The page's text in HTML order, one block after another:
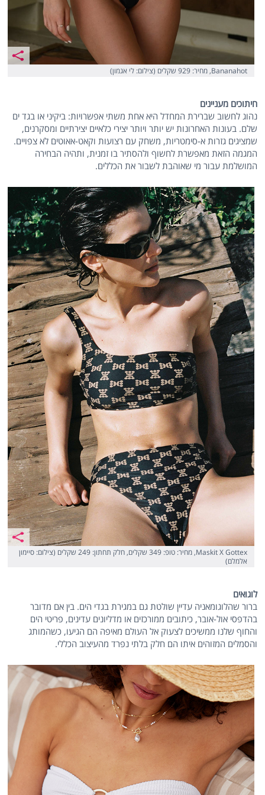
Bananahot, מחיר: 929 שקלים (צילום: לי אגמון)
חיתוכים מעניינים
נהוג לחשוב שברירת המחדל היא אחת משתי אפשרויות: ביקיני או בגד ים
שלם. בעונות האחרונות יש יותר ויותר יצירי כלאיים יצירתיים ומסקרנים,
שמציגים גזרות א-סימטריות, משחק עם רצועות וקאט-אאוטים לא צפויים.
המגמה הזאת מאפשרת לחשוף ולהסתיר בו זמנית, ותהיה הבחירה
המושלמת עבור מי שאוהבת לשבור את הכללים.
Maskit X Gottex, מחיר: טופ: 349 שקלים, חלק תחתון: 249 שקלים (צילום: סיימון
אלמלם)
לוגואים
ברור שהלוגומאניה עדיין שולטת גם במגירת בגדי הים. בין אם מדובר
בהדפסי אול-אובר, כיתובים ממורכזים או מדליונים עדינים, פריטי הים
והחוף שלנו ממשיכים לצעוק אל העולם מאיפה הם הגיעו, כשהמותג
והסמלים המזוהים איתו הם חלק בלתי נפרד מהעיצוב הכללי.